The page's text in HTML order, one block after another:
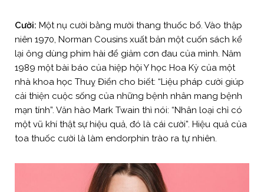
Cười: Một nụ cười bằng mười thang thuốc bổ. Vào thập
niên 1970, Norman Cousins xuất bản một cuốn sách kể
lại ông dùng phim hài để giảm cơn đau của mình. Năm
1989 một bài báo của hiệp hội Y học Hoa Kỳ của một
nhà khoa học Thuỵ Điển cho biết: “Liệu pháp cười giúp
cải thiện cuộc sống của những bệnh nhân mang bệnh
mạn tính”. Văn hào Mark Twain thì nói: “Nhân loại chỉ có
một vũ khí thật sự hiệu quả, đó là cái cười”. Hiệu quả của
toa thuốc cười là làm endorphin trào ra tự nhiên.